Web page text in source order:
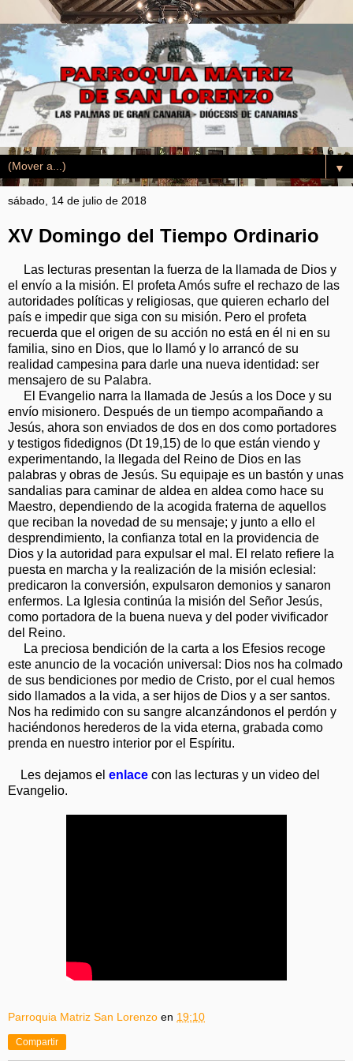
▼
sábado, 14 de julio de 2018
XV Domingo del Tiempo Ordinario
Las lecturas presentan la fuerza de la llamada de Dios y
el envío a la misión. El profeta Amós sufre el rechazo de las
autoridades políticas y religiosas, que quieren echarlo del
país e impedir que siga con su misión. Pero el profeta
recuerda que el origen de su acción no está en él ni en su
familia, sino en Dios, que lo llamó y lo arrancó de su
realidad campesina para darle una nueva identidad: ser
mensajero de su Palabra.
El Evangelio narra la llamada de Jesús a los Doce y su
envío misionero. Después de un tiempo acompañando a
Jesús, ahora son enviados de dos en dos como portadores
y testigos fidedignos (Dt 19,15) de lo que están viendo y
experimentando, la llegada del Reino de Dios en las
palabras y obras de Jesús. Su equipaje es un bastón y unas
sandalias para caminar de aldea en aldea como hace su
Maestro, dependiendo de la acogida fraterna de aquellos
que reciban la novedad de su mensaje; y junto a ello el
desprendimiento, la confianza total en la providencia de
Dios y la autoridad para expulsar el mal. El relato refiere la
puesta en marcha y la realización de la misión eclesial:
predicaron la conversión, expulsaron demonios y sanaron
enfermos. La Iglesia continúa la misión del Señor Jesús,
como portadora de la buena nueva y del poder vivificador
del Reino.
La preciosa bendición de la carta a los Efesios recoge
este anuncio de la vocación universal: Dios nos ha colmado
de sus bendiciones por medio de Cristo, por el cual hemos
sido llamados a la vida, a ser hijos de Dios y a ser santos.
Nos ha redimido con su sangre alcanzándonos el perdón y
haciéndonos herederos de la vida eterna, grabada como
prenda en nuestro interior por el Espíritu.
Les dejamos el enlace con las lecturas y un video del
Evangelio.
Parroquia Matriz San Lorenzo en 19:10
Compartir